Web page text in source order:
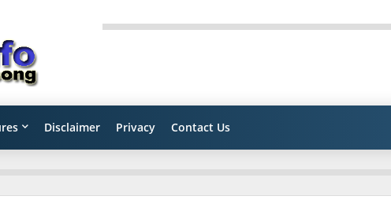
Disclaimer Privacy Contact Us